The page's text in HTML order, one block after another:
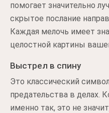
помогает значительно
скрытое послание
Каждая мелочь имеет
целостной картины
Выстрел в спину
Это классический
предательства в делах.
именно так, это не